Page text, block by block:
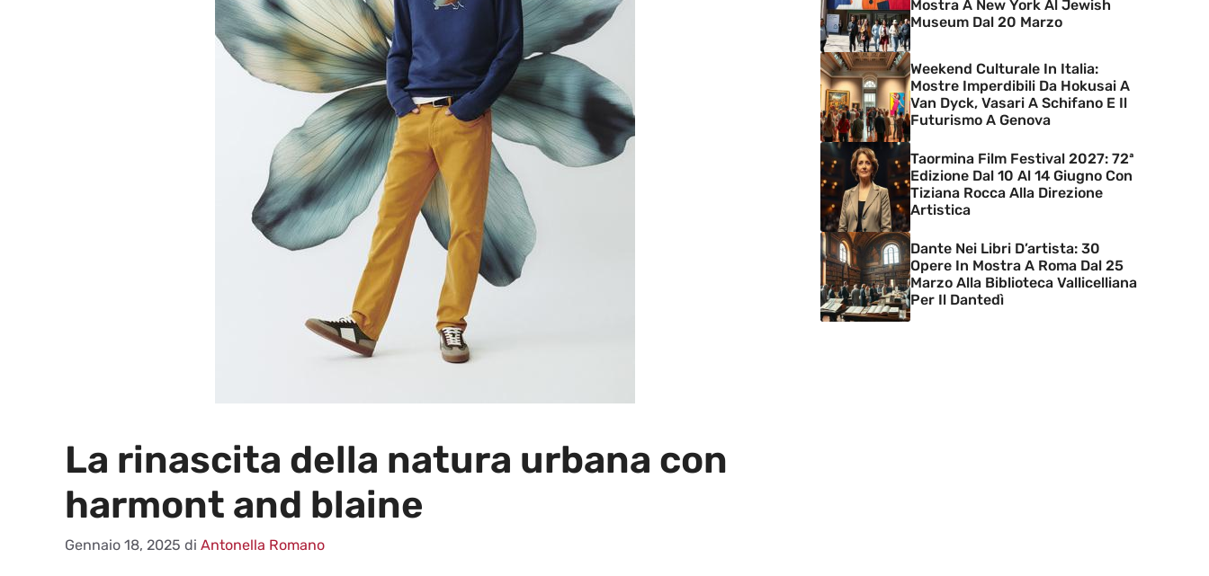
La rinascita della natura urbana con
harmont and blaine
Gennaio 18, 2025 di Antonella Romano
Mostra A New York Al Jewish
Museum Dal 20 Marzo
Weekend Culturale In Italia:
Mostre Imperdibili Da Hokusai A
Van Dyck, Vasari A Schifano E Il
Futurismo A Genova
Taormina Film Festival 2027: 72ª
Edizione Dal 10 Al 14 Giugno Con
Tiziana Rocca Alla Direzione
Artistica
Dante Nei Libri D’artista: 30
Opere In Mostra A Roma Dal 25
Marzo Alla Biblioteca Vallicelliana
Per Il Dantedì